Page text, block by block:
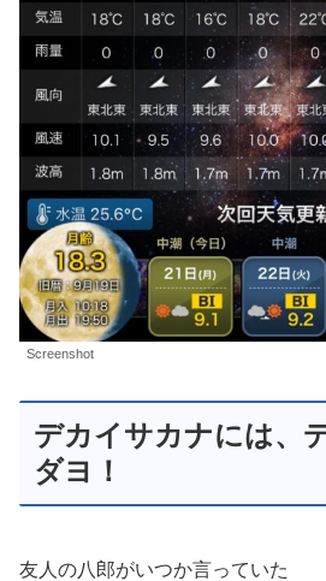
Screenshot
デカイサカナには、
ダヨ！
友人の八郎がいつか言っていた